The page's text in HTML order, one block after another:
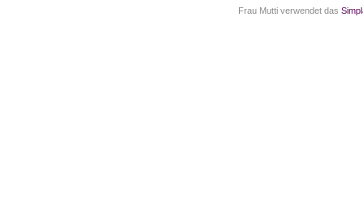
Frau Mutti verwendet das